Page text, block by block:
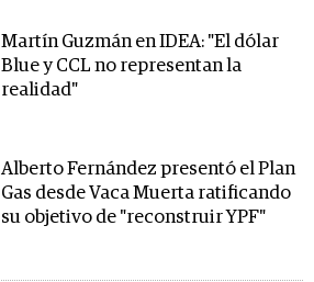
Martín Guzmán en IDEA: "El dólar
Blue y CCL no representan la
realidad"
Alberto Fernández presentó el Plan
Gas desde Vaca Muerta ratificando
su objetivo de "reconstruir YPF"